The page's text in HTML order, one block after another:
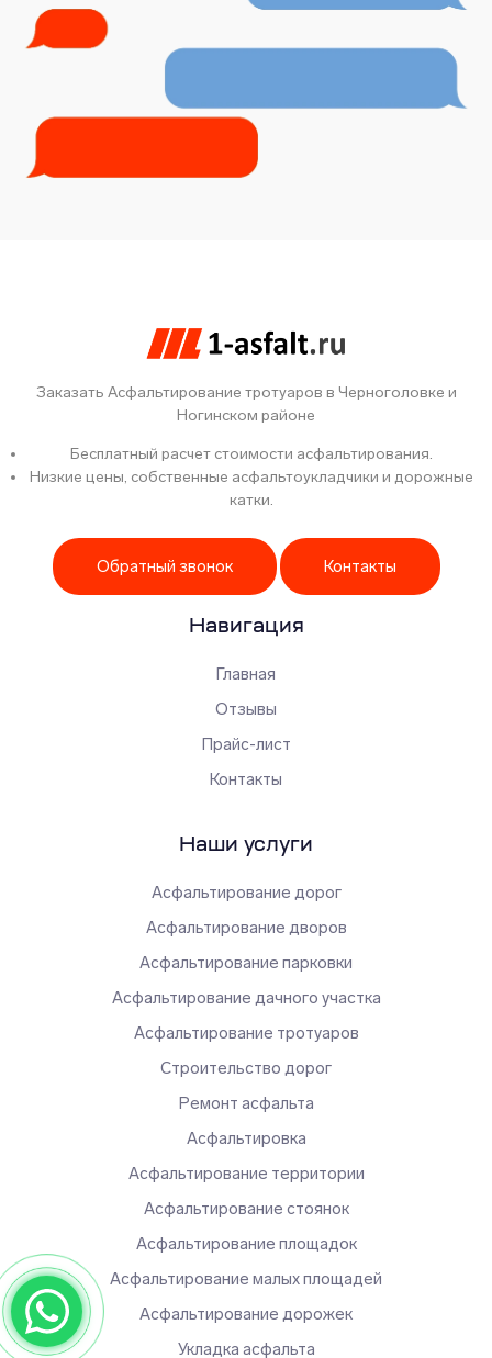
Заказать Асфальтирование тротуаров в Черноголовке и
Ногинском районе
Бесплатный расчет стоимости асфальтирования.
Низкие цены, собственные асфальтоукладчики и дорожные
катки.
Обратный звонок Контакты
Навигация
Главная
Отзывы
Прайс-лист
Контакты
Наши услуги
Асфальтирование дорог
Асфальтирование дворов
Асфальтирование парковки
Асфальтирование дачного участка
Асфальтирование тротуаров
Строительство дорог
Ремонт асфальта
Асфальтировка
Асфальтирование территории
Асфальтирование стоянок
Асфальтирование площадок
Асфальтирование малых площадей
Асфальтирование дорожек
Укладка асфальта